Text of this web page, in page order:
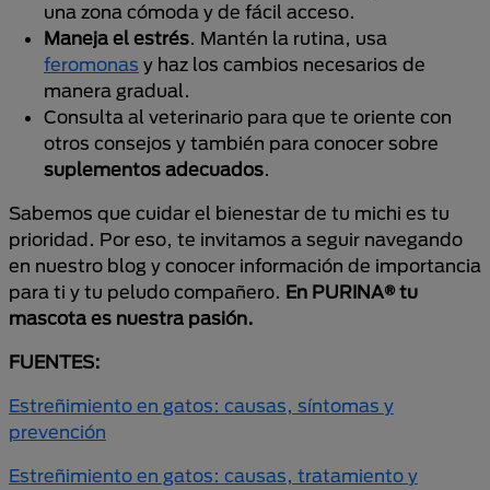
una zona cómoda y de fácil acceso.
Maneja el estrés. Mantén la rutina, usa
feromonas y haz los cambios necesarios de
manera gradual.
Consulta al veterinario para que te oriente con
otros consejos y también para conocer sobre
suplementos adecuados.
Sabemos que cuidar el bienestar de tu michi es tu
prioridad. Por eso, te invitamos a seguir navegando
en nuestro blog y conocer información de importancia
para ti y tu peludo compañero. En PURINA® tu
mascota es nuestra pasión.
FUENTES:
Estreñimiento en gatos: causas, síntomas y
prevención
Estreñimiento en gatos: causas, tratamiento y